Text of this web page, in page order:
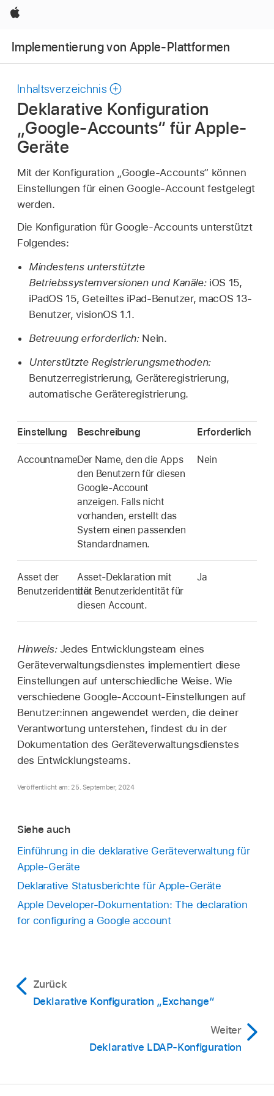
Apple
Implementierung von Apple-Plattformen
Inhaltsverzeichnis
Deklarative Konfiguration
„Google-Accounts“ für Apple-
Geräte
Mit der Konfiguration „Google-Accounts“ können
Einstellungen für einen Google-Account festgelegt
werden.
Die Konfiguration für Google-Accounts unterstützt
Folgendes:
Mindestens unterstützte
Betriebssystemversionen und Kanäle: iOS 15,
iPadOS 15, Geteiltes iPad-Benutzer, macOS 13-
Benutzer,visionOS 1.1.
Betreuung erforderlich:Nein.
Unterstützte Registrierungsmethoden:
Benutzerregistrierung, Geräteregistrierung,
automatische Geräteregistrierung.
Einstellung Beschreibung Erforderlich
AccountnameDer Name, den die Apps
den Benutzern für diesen
Google-Account
anzeigen. Falls nicht
vorhanden, erstellt das
System einen passenden
Standardnamen.
Nein
Asset der
Benutzeridentität
Asset-Deklaration mit
der Benutzeridentität für
diesen Account.
Ja
Hinweis: Jedes Entwicklungsteam eines
Geräteverwaltungsdienstes implementiert diese
Einstellungen auf unterschiedliche Weise. Wie
verschiedene Google-Account-Einstellungen auf
Benutzer:innen angewendet werden, die deiner
Verantwortung unterstehen, findest du in der
Dokumentation des Geräteverwaltungsdienstes
des Entwicklungsteams.
Veröffentlicht am: 25. September, 2024
Siehe auch
Einführung in die deklarative Geräteverwaltung für
Apple-Geräte
Deklarative Statusberichte für Apple-Geräte
Apple Developer-Dokumentation: The declaration
for configuring a Google account
Zurück
Deklarative Konfiguration „Exchange“
Weiter
Deklarative LDAP-Konfiguration